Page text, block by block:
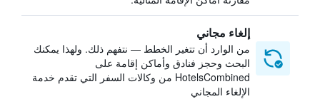
إلغاء مجاني
من الوارد أن تتغير الخطط — نتفهم ذلك. ولهذا يمكنك
البحث وحجز فنادق وأماكن إقامة على
HotelsCombined من وكالات السفر التي تقدم خدمة
الإلغاء المجاني